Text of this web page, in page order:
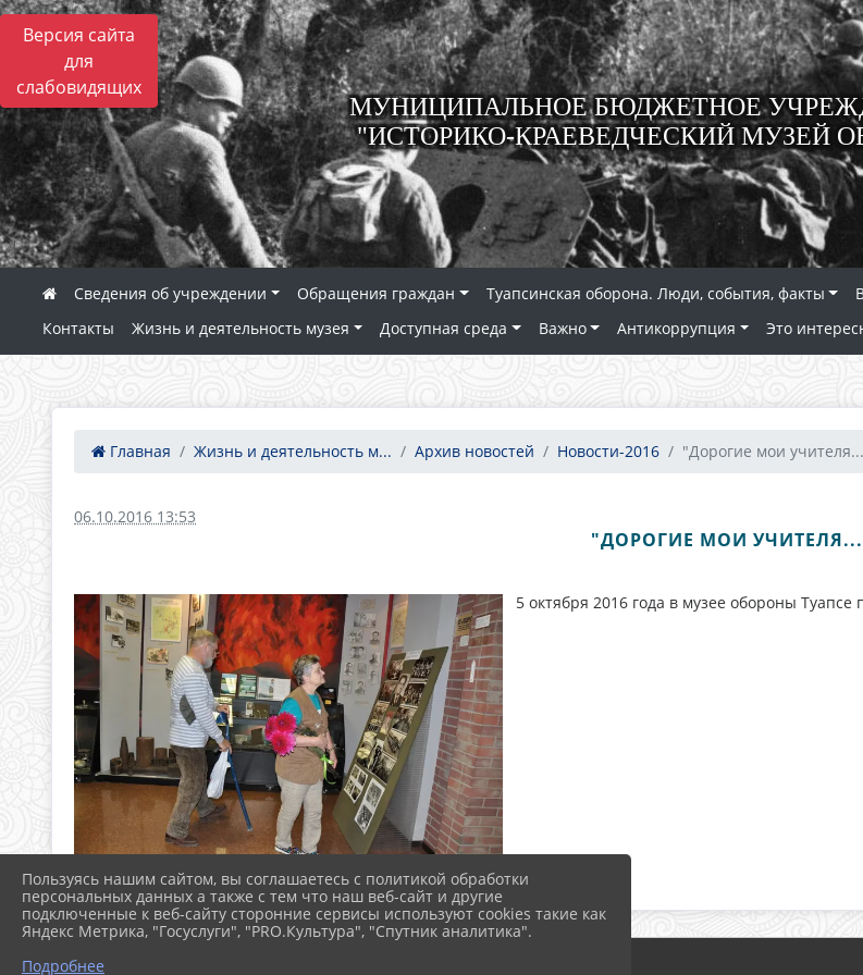
Версия сайта
для
слабовидящих
МУНИЦИПАЛЬНОЕ БЮДЖЕТНОЕ
"ИСТОРИКО-КРАЕВЕДЧЕСКИЙ МУЗЕЙ
Сведения об учреждении Обращения граждан Туапсинская оборона. Люди, события, факты
Контакты
Жизнь и деятельность музея Доступная среда Важно Антикоррупция Это
Главная Жизнь и деятельность м... Архив новостей Новости-2016 "Дорогие мои
06.10.2016 13:53
"ДОРОГИЕ МОИ
5 октября 2016 года в музее обороны
Пользуясь нашим сайтом, вы соглашаетесь с политикой обработки
персональных данных а также с тем что наш веб-сайт и другие
подключенные к веб-сайту сторонние сервисы используют cookies такие как
Яндекс Метрика, "Госуслуги", "PRO.Культура", "Спутник аналитика".
Подробнее